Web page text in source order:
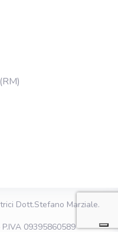
Dott.Stefano Marziale.
P.IVA 09395860589